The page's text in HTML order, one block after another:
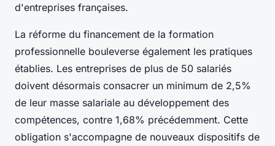
d'entreprises françaises.
La réforme du financement de la formation
professionnelle bouleverse également les pratiques
établies. Les entreprises de plus de 50 salariés
doivent désormais consacrer un minimum de 2,5%
de leur masse salariale au développement des
compétences, contre 1,68% précédemment. Cette
obligation s'accompagne de nouveaux dispositifs de